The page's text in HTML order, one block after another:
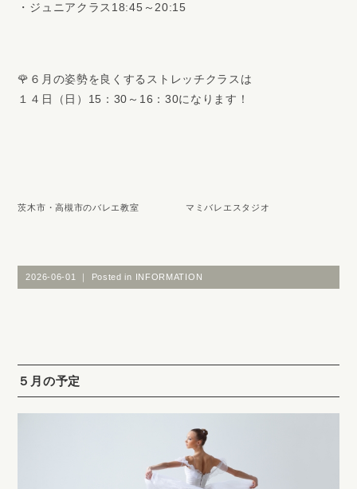
・ジュニアクラス18:45～20:15
🌹６月の姿勢を良くするストレッチクラスは
１４日（日）15：30～16：30になります！
茨木市・高槻市のバレエ教室 マミバレエスタジオ
2026-06-01 ｜ Posted in INFORMATION
５月の予定